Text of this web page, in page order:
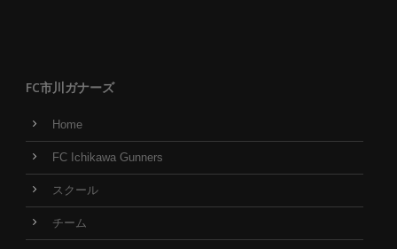
FC市川ガナーズ
Home
FC Ichikawa Gunners
スクール
チーム